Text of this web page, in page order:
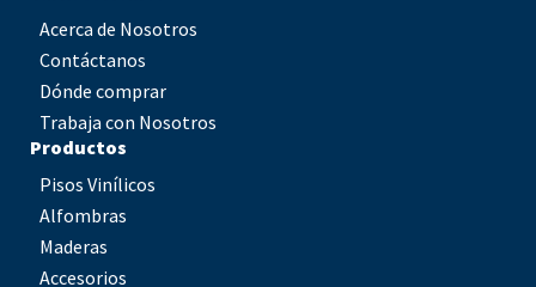
Acerca de Nosotros
Contáctanos
Dónde comprar
Trabaja con Nosotros
Productos
Pisos Vinílicos
Alfombras
Maderas
Accesorios